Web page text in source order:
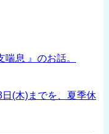
喘息 』のお話。
(木)までを、夏季休